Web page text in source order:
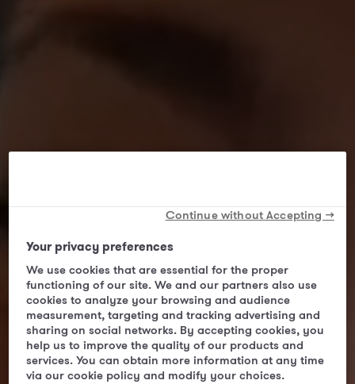
Your privacy preferences
We use cookies that are essential for the proper
functioning of our site. We and our partners also use
cookies to analyze your browsing and audience
measurement, targeting and tracking advertising and
sharing on social networks. By accepting cookies, you
help us to improve the quality of our products and
services. You can obtain more information at any time
via our cookie policy and modify your choices.
Continue without Accepting →